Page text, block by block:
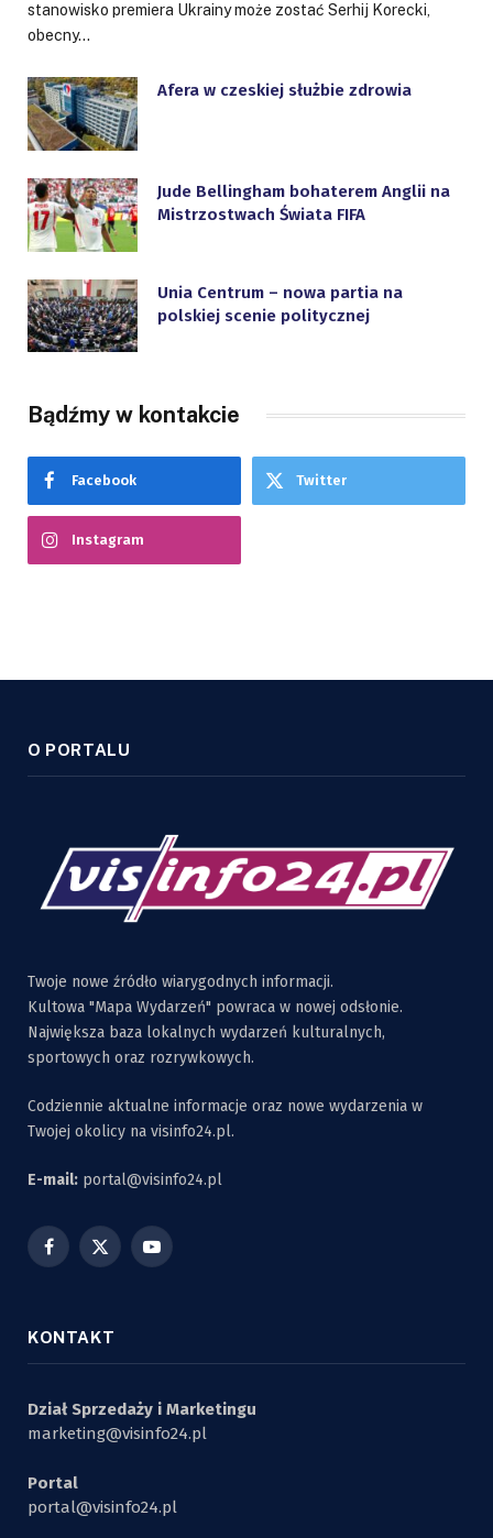
stanowisko premiera Ukrainy może zostać Serhij Korecki,
obecny…
Afera w czeskiej służbie zdrowia
Jude Bellingham bohaterem Anglii na
Mistrzostwach Świata FIFA
Unia Centrum – nowa partia na
polskiej scenie politycznej
Bądźmy w kontakcie
Facebook Twitter
Instagram
O PORTALU
Twoje nowe źródło wiarygodnych informacji.
Kultowa "Mapa Wydarzeń" powraca w nowej odsłonie.
Największa baza lokalnych wydarzeń kulturalnych,
sportowych oraz rozrywkowych.
Codziennie aktualne informacje oraz nowe wydarzenia w
Twojej okolicy na visinfo24.pl.
E-mail: portal@visinfo24.pl
Facebook
X
YouTube
KONTAKT
Dział Sprzedaży i Marketingu
marketing@visinfo24.pl
Portal
portal@visinfo24.pl